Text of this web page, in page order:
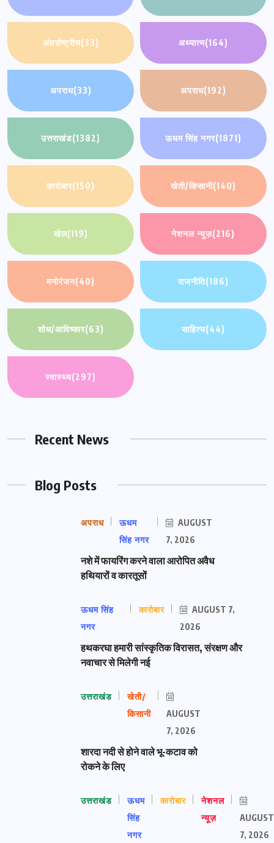
अंतर्राष्ट्रीय(33) अध्यात्म(164)
अपराध(33) अपराध(192)
उत्तराखंड(1382) ऊधम सिंह नगर(1871)
कारोबार(150) खेती/किसानी(140)
खेल(119) नेशनल न्यूज़(216)
मनोरंजन(40) राजनीति(186)
शोध/आविष्कार(63) साहित्य(44)
स्वास्थ्य(297)
Recent News
Blog Posts
अपराध
ऊधम
सिंह नगर
AUGUST
7, 2026
नशे में फायरिंग करने वाला आरोपित अवैध
हथियारों व कारतूसों
ऊधम सिंह
नगर
कारोबार
AUGUST 7,
2026
हथकरघा हमारी सांस्कृतिक विरासत, संरक्षण और
नवाचार से मिलेगी नई
उत्तराखंड
खेती/
किसानी
AUGUST
7, 2026
शारदा नदी से होने वाले भू-कटाव को
रोकने के लिए
उत्तराखंड
ऊधम
सिंह
नगर
कारोबार
नेशनल
न्यूज़
AUGUST
7, 2026